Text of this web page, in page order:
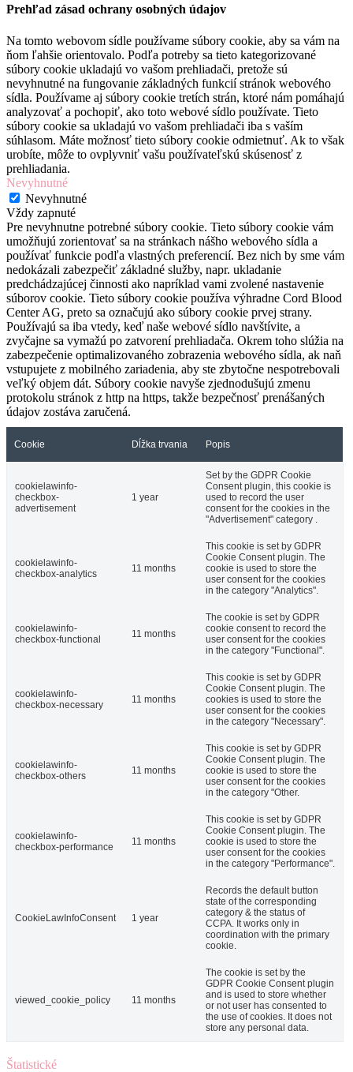
Prehľad zásad ochrany osobných údajov
Na tomto webovom sídle používame súbory cookie, aby sa vám na
ňom ľahšie orientovalo. Podľa potreby sa tieto kategorizované
súbory cookie ukladajú vo vašom prehliadači, pretože sú
nevyhnutné na fungovanie základných funkcií stránok webového
sídla. Používame aj súbory cookie tretích strán, ktoré nám pomáhajú
analyzovať a pochopiť, ako toto webové sídlo používate. Tieto
súbory cookie sa ukladajú vo vašom prehliadači iba s vaším
súhlasom. Máte možnosť tieto súbory cookie odmietnuť. Ak to však
urobíte, môže to ovplyvniť vašu používateľskú skúsenosť z
prehliadania.
Nevyhnutné
Nevyhnutné
Vždy zapnuté
Pre nevyhnutne potrebné súbory cookie. Tieto súbory cookie vám
umožňujú zorientovať sa na stránkach nášho webového sídla a
používať funkcie podľa vlastných preferencií. Bez nich by sme vám
nedokázali zabezpečiť základné služby, napr. ukladanie
predchádzajúcej činnosti ako napríklad vami zvolené nastavenie
súborov cookie. Tieto súbory cookie používa výhradne Cord Blood
Center AG, preto sa označujú ako súbory cookie prvej strany.
Používajú sa iba vtedy, keď naše webové sídlo navštívite, a
zvyčajne sa vymažú po zatvorení prehliadača. Okrem toho slúžia na
zabezpečenie optimalizovaného zobrazenia webového sídla, ak naň
vstupujete z mobilného zariadenia, aby ste zbytočne nespotrebovali
veľký objem dát. Súbory cookie navyše zjednodušujú zmenu
protokolu stránok z http na https, takže bezpečnosť prenášaných
údajov zostáva zaručená.
Cookie Dĺžka trvania Popis
cookielawinfo-
checkbox-
advertisement
1 year
Set by the GDPR Cookie
Consent plugin, this cookie is
used to record the user
consent for the cookies in the
"Advertisement" category .
cookielawinfo-
checkbox-analytics
11 months
This cookie is set by GDPR
Cookie Consent plugin. The
cookie is used to store the
user consent for the cookies
in the category "Analytics".
cookielawinfo-
checkbox-functional
11 months
The cookie is set by GDPR
cookie consent to record the
user consent for the cookies
in the category "Functional".
cookielawinfo-
checkbox-necessary
11 months
This cookie is set by GDPR
Cookie Consent plugin. The
cookies is used to store the
user consent for the cookies
in the category "Necessary".
cookielawinfo-
checkbox-others
11 months
This cookie is set by GDPR
Cookie Consent plugin. The
cookie is used to store the
user consent for the cookies
in the category "Other.
cookielawinfo-
checkbox-performance
11 months
This cookie is set by GDPR
Cookie Consent plugin. The
cookie is used to store the
user consent for the cookies
in the category "Performance".
CookieLawInfoConsent 1 year
Records the default button
state of the corresponding
category & the status of
CCPA. It works only in
coordination with the primary
cookie.
viewed_cookie_policy 11 months
The cookie is set by the
GDPR Cookie Consent plugin
and is used to store whether
or not user has consented to
the use of cookies. It does not
store any personal data.
Štatistické